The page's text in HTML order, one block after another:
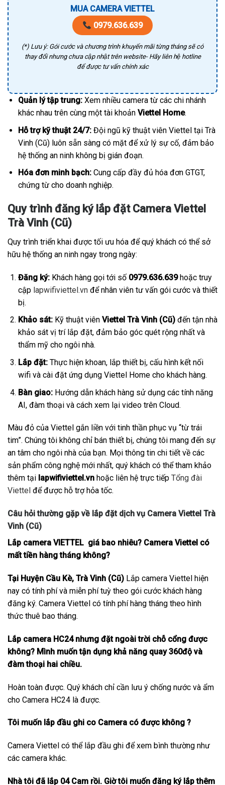
MUA CAMERA VIETTEL
0979.636.639
(*) Lưu ý: Gói cước và chương trình khuyến mãi từng tháng sẽ có
thay đổi nhưng chưa cập nhật trên website- Hãy liên hệ hotline
để được tư vấn chính xác
Quản lý tập trung:Xem nhiều camera từ các chi nhánh
khác nhau trên cùng một tài khoản Viettel Home.
Hỗ trợ kỹ thuật 24/7:Đội ngũ kỹ thuật viên Viettel tại Trà
Vinh (Cũ) luôn sẵn sàng có mặt để xử lý sự cố, đảm bảo
hệ thống an ninh không bị gián đoạn.
Hóa đơn minh bạch:Cung cấp đầy đủ hóa đơn GTGT,
chứng từ cho doanh nghiệp.
Quy trình đăng ký lắp đặt Camera Viettel
Trà Vinh (Cũ)
Quy trình triển khai được tối ưu hóa để quý khách có thể sở
hữu hệ thống an ninh ngay trong ngày:
Đăng ký:Khách hàng gọi tới số 0979.636.639hoặc truy
cập lapwifiviettel.vnđể nhân viên tư vấn gói cước và thiết
bị.
Khảo sát:Kỹ thuật viên Viettel Trà Vinh (Cũ)đến tận nhà
khảo sát vị trí lắp đặt, đảm bảo góc quét rộng nhất và
thẩm mỹ cho ngôi nhà.
Lắp đặt:Thực hiện khoan, lắp thiết bị, cấu hình kết nối
wifi và cài đặt ứng dụng Viettel Home cho khách hàng.
Bàn giao:Hướng dẫn khách hàng sử dụng các tính năng
AI, đàm thoại và cách xem lại video trên Cloud.
Màu đỏ của Viettel gắn liền với tinh thần phục vụ “từ trái
tim”. Chúng tôi không chỉ bán thiết bị, chúng tôi mang đến sự
an tâm cho ngôi nhà của bạn. Mọi thông tin chi tiết về các
sản phẩm công nghệ mới nhất, quý khách có thể tham khảo
thêm tại lapwifiviettel.vn hoặc liên hệ trực tiếp Tổng đài
Viettel để được hỗ trợ hỏa tốc.
Câu hỏi thường gặp về lắp đặt dịch vụ Camera Viettel Trà
Vinh (Cũ)
Lắp camera VIETTEL giá bao nhiêu? Camera Viettel có
mất tiền hàng tháng không?
Tại Huyện Cầu Kè, Trà Vinh (Cũ) Lắp camera Viettel hiện
nay có tính phí và miễn phí tuỳ theo gói cước khách hàng
đăng ký. Camera Viettel có tính phí hàng tháng theo hình
thức thuê bao tháng.
Lắp camera HC24 nhưng đặt ngoài trời chỗ cổng được
không? Mình muốn tận dụng khả năng quay 360độ và
đàm thoại hai chiều.
Hoàn toàn được. Quý khách chỉ cần lưu ý chống nước và ẩm
cho Camera HC24 là được.
Tôi muốn lắp đầu ghi co Camera có được không ?
Camera Viettel có thể lắp đầu ghi để xem bình thường như
các camera khác.
Nhà tôi đã lắp 04 Cam rồi. Giờ tôi muốn đăng ký lắp thêm